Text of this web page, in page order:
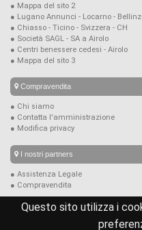
Questo sito utilizza i
● Mappa del sito 2
● Lugano Annunci - Locarno -
● Chiasso - Ticino - Svizzera - CH
● Società SAGL - SA a Airolo
● Centri benessere cedesi - Airolo
● Mappa del sito 3
Compravendita
● Chi siamo
● Contatta l'amministrazione
● Modifica privacy
I nostri partners
● Assistenza Legale
● Compravendita
© copyright